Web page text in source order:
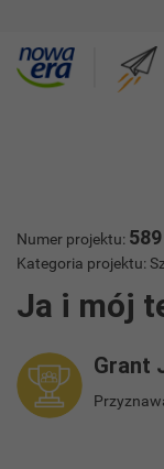
Numer projektu: 589
Kategoria projektu:
Ja i mój
Grant